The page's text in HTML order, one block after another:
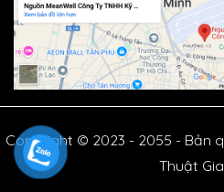
Copyright © 2023 - 2055 - Bản
Thuật